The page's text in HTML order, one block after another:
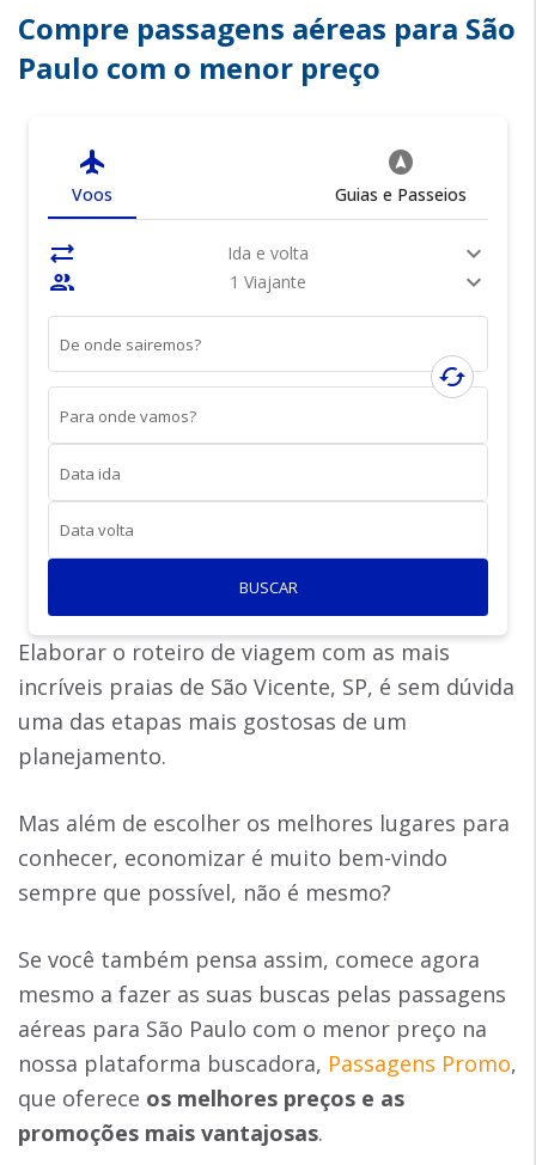
Compre passagens aéreas para São
Paulo com o menor preço
flight
Voos
assistant_navigation
Guias e Passeios
sync_alt Ida e volta
expand_more
people
1 Viajante expand_more
De onde sairemos?
cached
Para onde vamos?
Data ida
Data volta
BUSCAR
Elaborar o roteiro de viagem com as mais
incríveis praias de São Vicente, SP, é sem dúvida
uma das etapas mais gostosas de um
planejamento.
Mas além de escolher os melhores lugares para
conhecer, economizar é muito bem-vindo
sempre que possível, não é mesmo?
Se você também pensa assim, comece agora
mesmo a fazer as suas buscas pelas passagens
aéreas para São Paulo com o menor preço na
nossa plataforma buscadora, Passagens Promo,
que oferece os melhores preços e as
promoções mais vantajosas.